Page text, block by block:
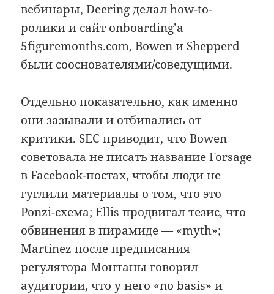
вебинары, Deering делал how-to-
ролики и сайт onboarding’а
5figuremonths.com, Bowen и Shepperd
были сооснователями/соведущими.
Отдельно показательно, как именно
они зазывали и отбивались от
критики. SEC приводит, что Bowen
советовала не писать название Forsage
в Facebook-постах, чтобы люди не
гуглили материалы о том, что это
Ponzi-схема; Ellis продвигал тезис, что
обвинения в пирамиде — «myth»;
Martinez после предписания
регулятора Монтаны говорил
аудитории, что у него «no basis» и